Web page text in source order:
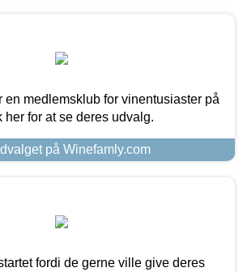
en medlemsklub for vinentusiaster på
for at se deres udvalg.
på Winefamly.com
fordi de gerne ville give deres